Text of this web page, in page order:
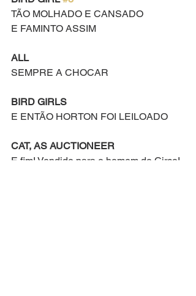
TÃO MOLHADO E CANSADO
E FAMINTO ASSIM
ALL
SEMPRE A CHOCAR
BIRD GIRLS
E ENTÃO HORTON FOI LEILOADO
CAT, AS AUCTIONEER
E fim! Vendido para o homem do Circo!